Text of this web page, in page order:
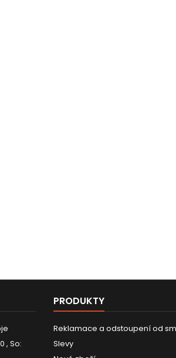
, So:
PRODUKTY
Reklamace a odstoupení od
Slevy